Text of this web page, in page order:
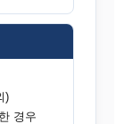
)
경우